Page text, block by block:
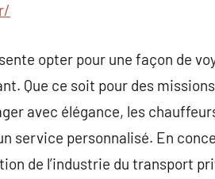
opter pour une façon de
Que ce soit pour des
avec élégance, les
service personnalisé. En
de l’industrie du transport